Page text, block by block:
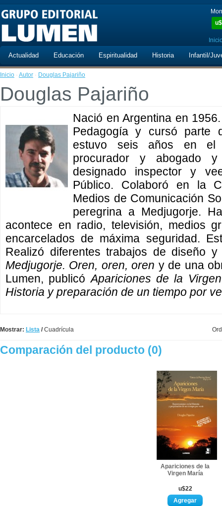
u$
Actualidad Educación Espiritualidad Historia Infantil/
Inicio · Autor · Douglas Pajariño
Douglas Pajariño
Nació en Argentina en
Pedagogía y cursó parte
estuvo seis años en el
procurador y abogado
designado inspector y
Público. Colaboró en la
Medios de Comunicación
peregrina a Medjugorje.
acontece en radio, televisión, medios
encarcelados de máxima seguridad.
Realizó diferentes trabajos de diseño
Medjugorje. Oren, oren, oren y de una
Lumen, publicóApariciones de la
Historia y preparación de un tiempo por
Mostrar: Lista /Cuadrícula
Comparación del producto (0)
Apariciones de la
Virgen María
u$22